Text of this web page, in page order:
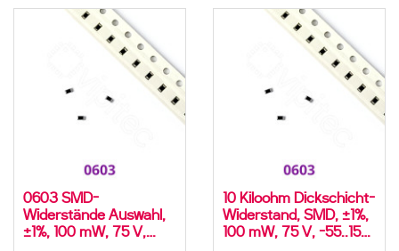
0603 SMD-
Widerstände Auswahl,
±1%, 100 mW, 75 V,
10 Kiloohm Dickschicht-
Widerstand, SMD, ±1%,
100 mW, 75 V, -55..155